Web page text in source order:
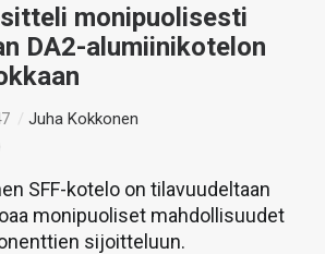
monipuolisesti
DA2-alumiinikotelon
/Juha Kokkonen
SFF-kotelo on tilavuudeltaan
monipuoliset mahdollisuudet
sijoitteluun.